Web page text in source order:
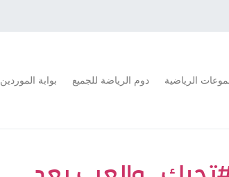
الرياضية دوم الرياضة للجميع بوابة الموردين